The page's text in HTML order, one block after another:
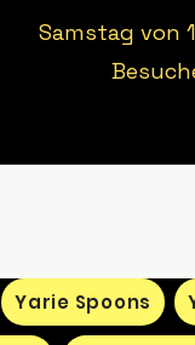
Samstag von
Yarie Spoons